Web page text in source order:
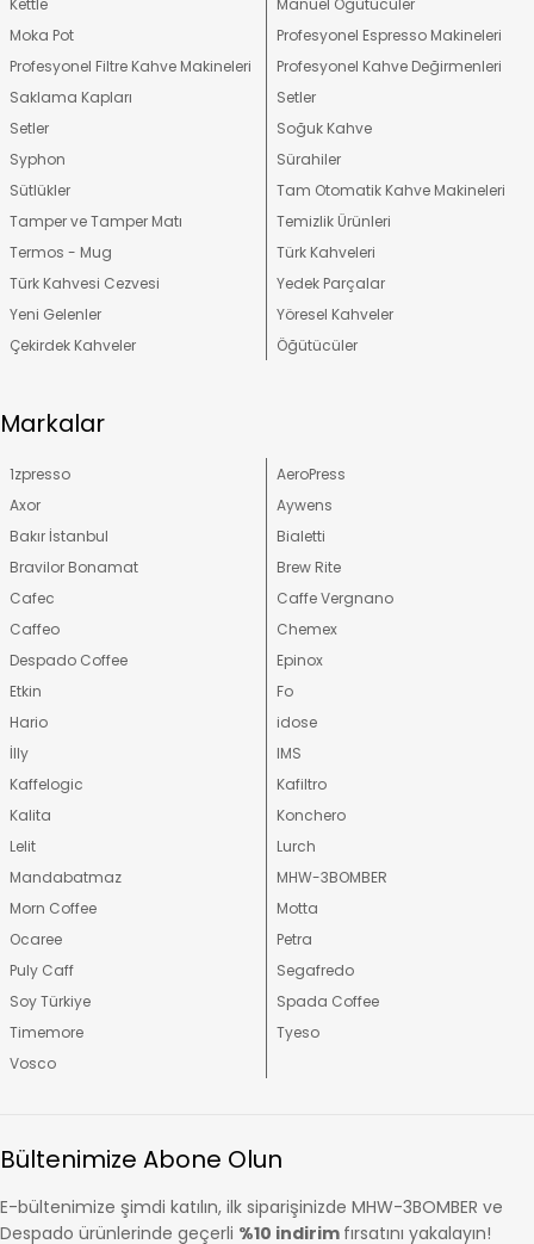
Kettle
Manuel Öğütücüler
Moka Pot
Profesyonel Espresso Makineleri
Profesyonel Filtre Kahve Makineleri
Profesyonel Kahve Değirmenleri
Saklama Kapları
Setler
Setler
Soğuk Kahve
Syphon
Sürahiler
Sütlükler
Tam Otomatik Kahve Makineleri
Tamper ve Tamper Matı
Temizlik Ürünleri
Termos - Mug
Türk Kahveleri
Türk Kahvesi Cezvesi
Yedek Parçalar
Yeni Gelenler
Yöresel Kahveler
Çekirdek Kahveler
Öğütücüler
Markalar
1zpresso
AeroPress
Axor
Aywens
Bakır İstanbul
Bialetti
Bravilor Bonamat
Brew Rite
Cafec
Caffe Vergnano
Caffeo
Chemex
Despado Coffee
Epinox
Etkin
Fo
Hario
idose
İlly
IMS
Kaffelogic
Kafiltro
Kalita
Konchero
Lelit
Lurch
Mandabatmaz
MHW-3BOMBER
Morn Coffee
Motta
Ocaree
Petra
Puly Caff
Segafredo
Soy Türkiye
Spada Coffee
Timemore
Tyeso
Vosco
Bültenimize Abone Olun
E-bültenimize şimdi katılın, ilk siparişinizde MHW-3BOMBER ve
Despado ürünlerinde geçerli %10 indirim fırsatını yakalayın!